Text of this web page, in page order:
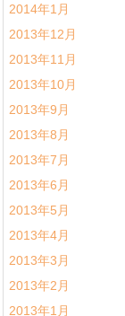
2014年1月
2013年12月
2013年11月
2013年10月
2013年9月
2013年8月
2013年7月
2013年6月
2013年5月
2013年4月
2013年3月
2013年2月
2013年1月